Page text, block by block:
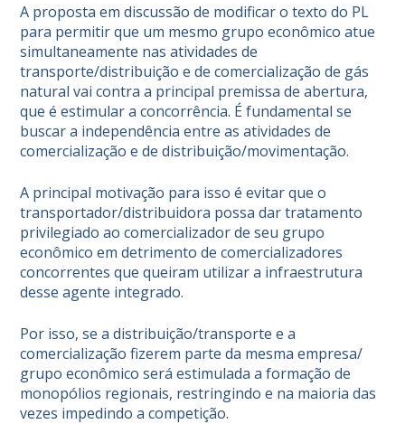
A proposta em discussão de modificar o texto do PL
para permitir que um mesmo grupo econômico atue
simultaneamente nas atividades de
transporte/distribuição e de comercialização de gás
natural vai contra a principal premissa de abertura,
que é estimular a concorrência. É fundamental se
buscar a independência entre as atividades de
comercialização e de distribuição/movimentação.
A principal motivação para isso é evitar que o
transportador/distribuidora possa dar tratamento
privilegiado ao comercializador de seu grupo
econômico em detrimento de comercializadores
concorrentes que queiram utilizar a infraestrutura
desse agente integrado.
Por isso, se a distribuição/transporte e a
comercialização fizerem parte da mesma empresa/
grupo econômico será estimulada a formação de
monopólios regionais, restringindo e na maioria das
vezes impedindo a competição.